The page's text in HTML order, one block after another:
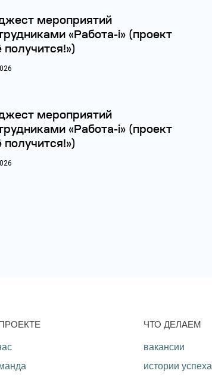
мероприятий
«Работа-i» (проект
получится!»)
мероприятий
«Работа-i» (проект
получится!»)
ЧТО ДЕЛАЕМ
вакансии
истории успеха